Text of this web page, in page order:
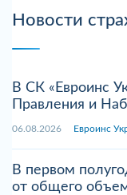
Новости
В СК «Евроинс
Правления и
06.08.2026 Евроинс
В первом
от общего